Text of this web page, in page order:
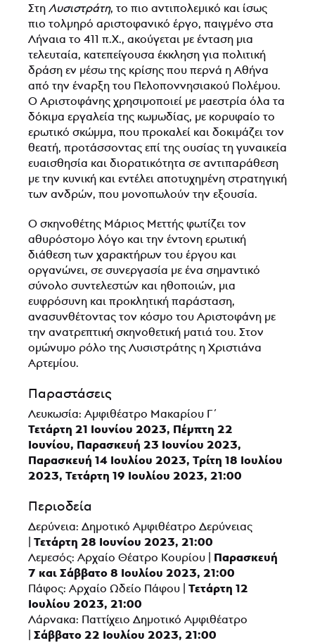
Στη Λυσιστράτη, το πιο αντιπολεμικό και ίσως
πιο τολμηρό αριστοφανικό έργο, παιγμένο στα
Λήναια το 411 π.Χ., ακούγεται με ένταση μια
τελευταία, κατεπείγουσα έκκληση για πολιτική
δράση εν μέσω της κρίσης που περνά η Αθήνα
από την έναρξη του Πελοποννησιακού Πολέμου.
Ο Αριστοφάνης χρησιμοποιεί με μαεστρία όλα τα
δόκιμα εργαλεία της κωμωδίας, με κορυφαίο το
ερωτικό σκώμμα, που προκαλεί και δοκιμάζει τον
θεατή, προτάσσοντας επί της ουσίας τη γυναικεία
ευαισθησία και διορατικότητα σε αντιπαράθεση
με την κυνική και εντέλει αποτυχημένη στρατηγική
των ανδρών, που μονοπωλούν την εξουσία.
Ο σκηνοθέτης Μάριος Μεττής φωτίζει τον
αθυρόστομο λόγο και την έντονη ερωτική
διάθεση των χαρακτήρων του έργου και
οργανώνει, σε συνεργασία με ένα σημαντικό
σύνολο συντελεστών και ηθοποιών, μια
ευφρόσυνη και προκλητική παράσταση,
ανασυνθέτοντας τον κόσμο του Αριστοφάνη με
την ανατρεπτική σκηνοθετική ματιά του. Στον
ομώνυμο ρόλο της Λυσιστράτης η Χριστιάνα
Αρτεμίου.
Παραστάσεις
Λευκωσία: Αμφιθέατρο Μακαρίου Γ΄
Τετάρτη 21 Ιουνίου 2023, Πέμπτη 22
Ιουνίου, Παρασκευή 23 Ιουνίου 2023,
Παρασκευή 14 Ιουλίου 2023, Τρίτη 18 Ιουλίου
2023, Τετάρτη 19 Ιουλίου 2023, 21:00
Περιοδεία
Δερύνεια: Δημοτικό Αμφιθέατρο Δερύνειας
| Τετάρτη 28 Ιουνίου 2023, 21:00
Λεμεσός: Αρχαίο Θέατρο Κουρίου | Παρασκευή
7 και Σάββατο 8 Ιουλίου 2023, 21:00
Πάφος: Αρχαίο Ωδείο Πάφου | Τετάρτη 12
Ιουλίου 2023, 21:00
Λάρνακα: Παττίχειο Δημοτικό Αμφιθέατρο
| Σάββατο 22 Ιουλίου 2023, 21:00